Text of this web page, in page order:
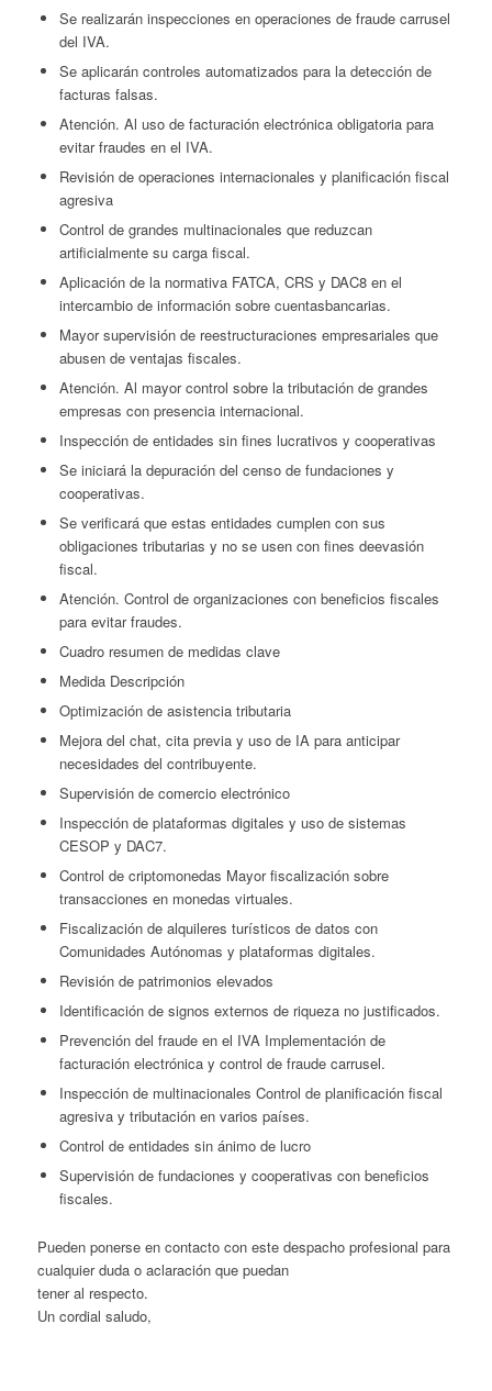
Se realizarán inspecciones en operaciones de fraude carrusel
del IVA.
Se aplicarán controles automatizados para la detección de
facturas falsas.
Atención. Al uso de facturación electrónica obligatoria para
evitar fraudes en el IVA.
Revisión de operaciones internacionales y planificación fiscal
agresiva
Control de grandes multinacionales que reduzcan
artificialmente su carga fiscal.
Aplicación de la normativa FATCA, CRS y DAC8 en el
intercambio de información sobre cuentasbancarias.
Mayor supervisión de reestructuraciones empresariales que
abusen de ventajas fiscales.
Atención. Al mayor control sobre la tributación de grandes
empresas con presencia internacional.
Inspección de entidades sin fines lucrativos y cooperativas
Se iniciará la depuración del censo de fundaciones y
cooperativas.
Se verificará que estas entidades cumplen con sus
obligaciones tributarias y no se usen con fines deevasión
fiscal.
Atención. Control de organizaciones con beneficios fiscales
para evitar fraudes.
Cuadro resumen de medidas clave
Medida Descripción
Optimización de asistencia tributaria
Mejora del chat, cita previa y uso de IA para anticipar
necesidades del contribuyente.
Supervisión de comercio electrónico
Inspección de plataformas digitales y uso de sistemas
CESOP y DAC7.
Control de criptomonedas Mayor fiscalización sobre
transacciones en monedas virtuales.
Fiscalización de alquileres turísticos de datos con
Comunidades Autónomas y plataformas digitales.
Revisión de patrimonios elevados
Identificación de signos externos de riqueza no justificados.
Prevención del fraude en el IVA Implementación de
facturación electrónica y control de fraude carrusel.
Inspección de multinacionales Control de planificación fiscal
agresiva y tributación en varios países.
Control de entidades sin ánimo de lucro
Supervisión de fundaciones y cooperativas con beneficios
fiscales.
Pueden ponerse en contacto con este despacho profesional para
cualquier duda o aclaración que puedan
tener al respecto.
Un cordial saludo,